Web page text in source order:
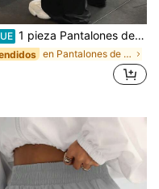
1 pieza Pantalones de yoga de pierna ancha de unicolor para mujer, cómodos, de corte ajustado y versátiles, adecuados para correr, fitness y deportes de yoga, athleisure
en Pantalones de exterior para mujer